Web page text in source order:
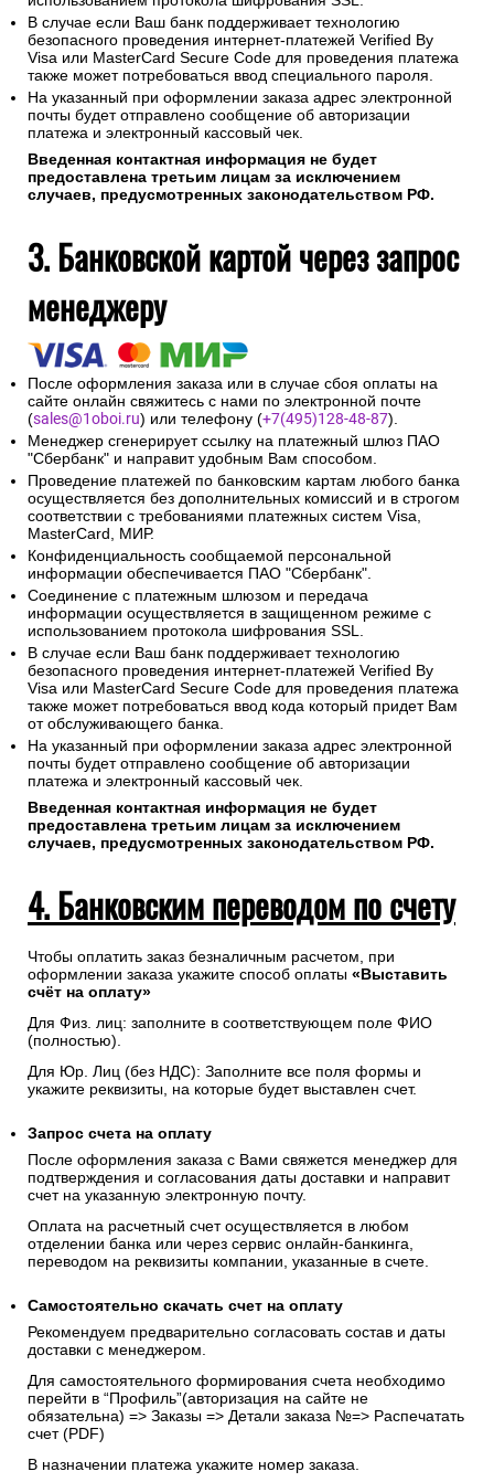
В случае если Ваш банк поддерживает технологию
безопасного проведения интернет-платежей Verified By
Visa или MasterCard Secure Code для проведения платежа
также может потребоваться ввод специального пароля.
На указанный при оформлении заказа адрес электронной
почты будет отправлено сообщение об авторизации
платежа и электронный кассовый чек.
Введенная контактная информация не будет
предоставлена третьим лицам за исключением
случаев, предусмотренных законодательством РФ.
3. Банковской картой через запрос
менеджеру
После оформления заказа или в случае сбоя оплаты на
сайте онлайн свяжитесь с нами по электронной почте
(sales@1oboi.ru) или телефону (+7(495)128-48-87).
Менеджер сгенерирует ссылку на платежный шлюз ПАО
"Сбербанк" и направит удобным Вам способом.
Проведение платежей по банковским картам любого банка
осуществляется без дополнительных комиссий и в строгом
соответствии с требованиями платежных систем Visa,
MasterCard, МИР.
Конфиденциальность сообщаемой персональной
информации обеспечивается ПАО "Сбербанк".
Соединение с платежным шлюзом и передача
информации осуществляется в защищенном режиме с
использованием протокола шифрования SSL.
В случае если Ваш банк поддерживает технологию
безопасного проведения интернет-платежей Verified By
Visa или MasterCard Secure Code для проведения платежа
также может потребоваться ввод кода который придет Вам
от обслуживающего банка.
На указанный при оформлении заказа адрес электронной
почты будет отправлено сообщение об авторизации
платежа и электронный кассовый чек.
Введенная контактная информация не будет
предоставлена третьим лицам за исключением
случаев, предусмотренных законодательством РФ.
4. Банковским переводом по счету
Чтобы оплатить заказ безналичным расчетом, при
оформлении заказа укажите способ оплаты «Выставить
счёт на оплату»
Для Физ. лиц: заполните в соответствующем поле ФИО
(полностью).
Для Юр. Лиц (без НДС): Заполните все поля формы и
укажите реквизиты, на которые будет выставлен счет.
Запрос счета на оплату
После оформления заказа с Вами свяжется менеджер для
подтверждения и согласования даты доставки и направит
счет на указанную электронную почту.
Оплата на расчетный счет осуществляется в любом
отделении банка или через сервис онлайн-банкинга,
переводом на реквизиты компании, указанные в счете.
Самостоятельно скачать счет на оплату
Рекомендуем предварительно согласовать состав и даты
доставки с менеджером.
Для самостоятельного формирования счета необходимо
перейти в “Профиль”(авторизация на сайте не
обязательна) => Заказы => Детали заказа №=> Распечатать
счет (PDF)
В назначении платежа укажите номер заказа.